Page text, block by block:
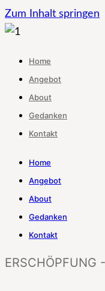
Zum Inhalt springen
Home
Angebot
About
Gedanken
Kontakt
Home
Angebot
About
Gedanken
Kontakt
ERSCHÖPFUNG